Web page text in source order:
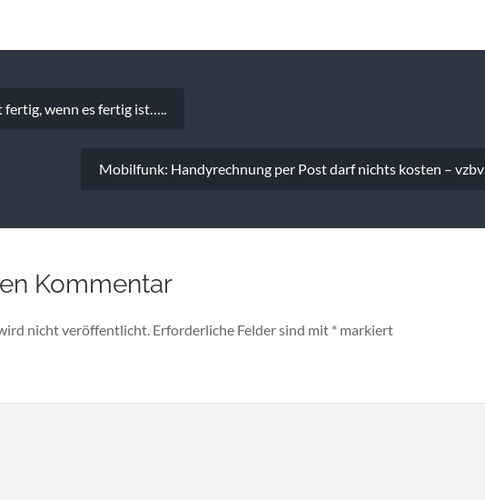
fertig, wenn es fertig ist…..
Mobilfunk: Handyrechnung per Post darf nichts kosten – vzbv
Kommentar
nicht veröffentlicht. Erforderliche Felder sind mit * markiert